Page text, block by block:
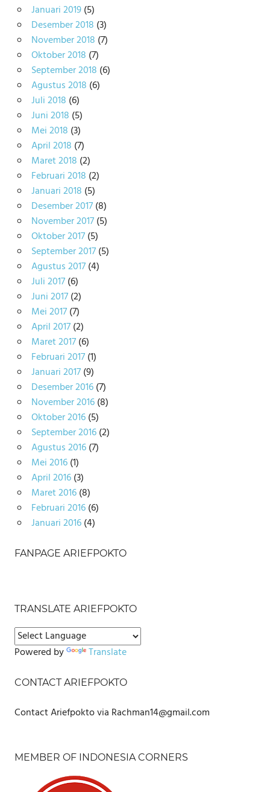
Januari 2019(5)
Desember 2018 (3)
November 2018 (7)
Oktober 2018 (7)
September 2018 (6)
Agustus 2018 (6)
Juli 2018 (6)
Juni 2018 (5)
Mei 2018 (3)
April 2018 (7)
Maret 2018 (2)
Februari 2018 (2)
Januari 2018 (5)
Desember 2017(8)
November 2017(5)
Oktober 2017(5)
September 2017(5)
Agustus 2017(4)
Juli 2017(6)
Juni 2017(2)
Mei 2017(7)
April 2017(2)
Maret 2017(6)
Februari 2017(1)
Januari 2017(9)
Desember 2016(7)
November 2016(8)
Oktober 2016(5)
September 2016(2)
Agustus 2016(7)
Mei 2016(1)
April 2016(3)
Maret 2016(8)
Februari 2016(6)
Januari 2016(4)
FANPAGE ARIEFPOKTO
TRANSLATE ARIEFPOKTO
Powered by Translate
CONTACT ARIEFPOKTO
Contact Ariefpokto via Rachman14@gmail.com
MEMBER OF INDONESIA CORNERS